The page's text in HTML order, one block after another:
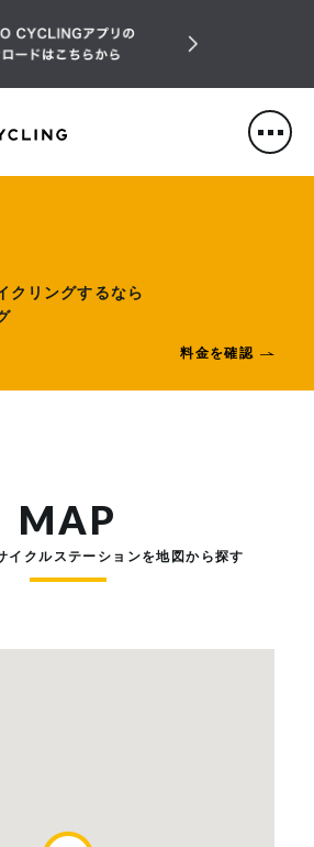
HELLO CYCLING（ハローサ
クリングするなら
料金を確認
MAP
イクルステーションを地図から探す